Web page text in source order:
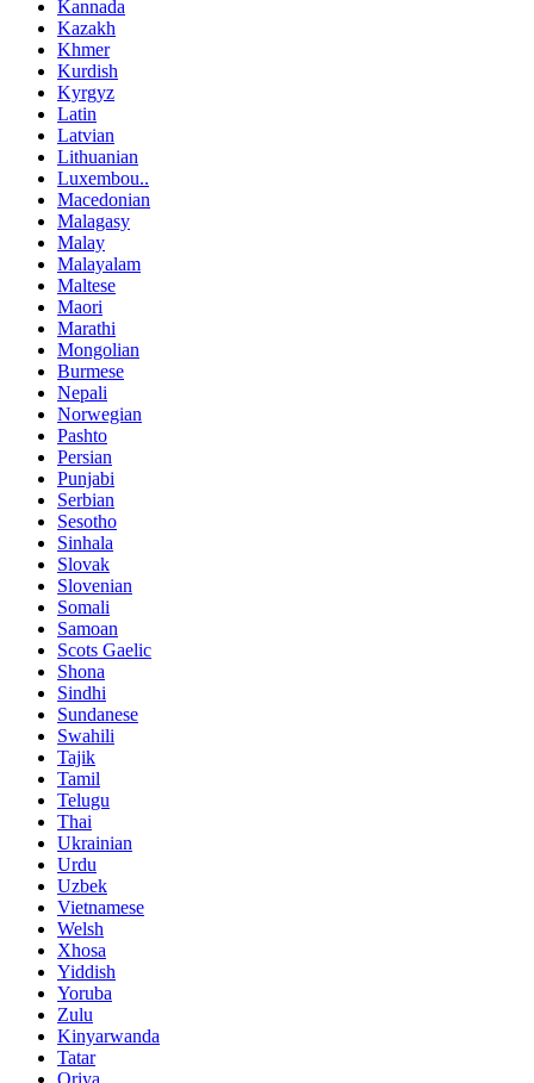
Kannada
Kazakh
Khmer
Kurdish
Kyrgyz
Latin
Latvian
Lithuanian
Luxembou..
Macedonian
Malagasy
Malay
Malayalam
Maltese
Maori
Marathi
Mongolian
Burmese
Nepali
Norwegian
Pashto
Persian
Punjabi
Serbian
Sesotho
Sinhala
Slovak
Slovenian
Somali
Samoan
Scots Gaelic
Shona
Sindhi
Sundanese
Swahili
Tajik
Tamil
Telugu
Thai
Ukrainian
Urdu
Uzbek
Vietnamese
Welsh
Xhosa
Yiddish
Yoruba
Zulu
Kinyarwanda
Tatar
Oriya